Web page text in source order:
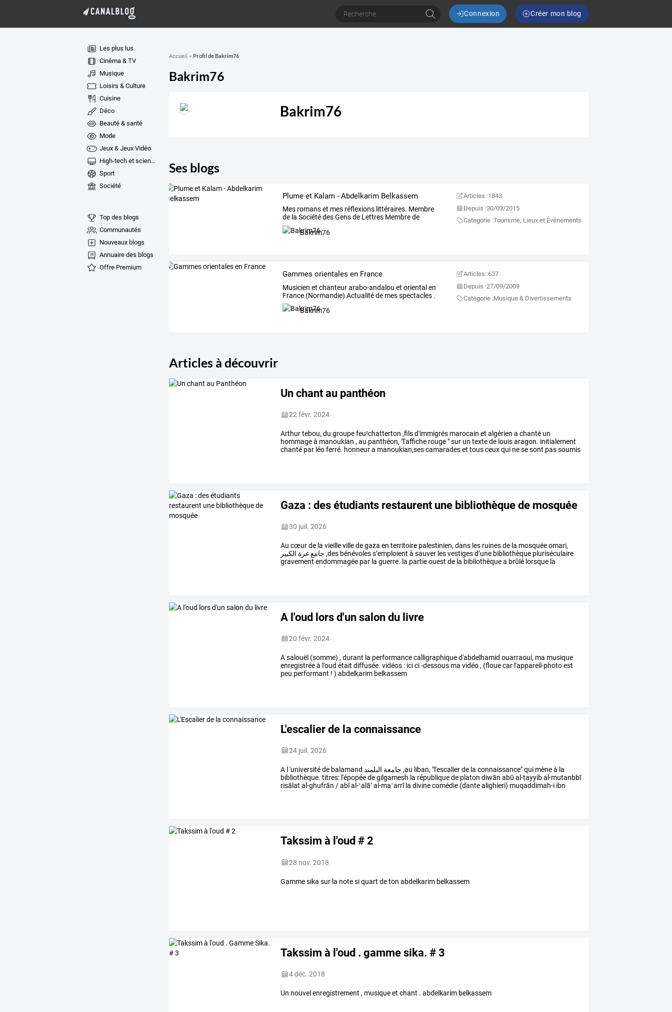
Connexion Créer mon blog
Les plus lus
Cinéma & TV
Musique
Loisirs & Culture
Cuisine
Déco
Beauté & santé
Mode
Jeux & Jeux Vidéo
High-tech et sciences
Sport
Société
Top des blogs
Communautés
Nouveaux blogs
Annuaire des blogs
Offre Premium
Accueil » Profil de Bakrim76
Bakrim76
Bakrim76
Ses blogs
Plume et Kalam - Abdelkarim Belkassem
Mesromanset mesréflexionslittéraires. Membre
dela SociétédesGensdeLettresMembrede
l'Association
Bakrim76
Articles :1843
Depuis :30/03/2015
Categorie :Tourisme, Lieux et Événements
Gammes orientales en France
Musicien et chanteurarabo-andalou et oriental en
France(Normandie) Actualitédemesspectacles.
…
Bakrim76
Articles :637
Depuis :27/09/2009
Categorie :Musique & Divertissements
Articles à découvrir
Un chant au panthéon
22 févr. 2024
Arthurtebou,du groupefeu!chatterton ,filsd'immigrés marocain et algérien a chanté un
hommageà manoukian ,au panthéon, "l'affiche rouge "sur un textede louisaragon. initialement
chanté par léoferré. honneura manoukian,sescamaradeset tousceuxqui nesesont passoumis
le joug nazi. merci à
Gaza : des étudiants restaurent une bibliothèque de mosquée
30 juil. 2026
Au cœurde la vieillevilledegaza en territoire palestinien, dans les ruinesde la mosquéeomari,
جامع غزة الكبير ,des bénévoless’emploient à sauver lesvestigesd’une bibliothèque pluriséculaire
gravement endommagée par la guerre. la partieouest de la bibliothèquea brûlé lorsque la
mosquée
été touchée
A l'oud lors d'un salon du livre
20 févr. 2024
A salouël (somme) , durant la performance calligraphique d'abdelhamid ouarraoui, ma musique
enregistrée à l'oud était diffusée. vidéos : ici ci -dessous ma vidéo , (floue car l'appareil-photo est
peu performant ! ) abdelkarim belkassem
L'escalier de la connaissance
24 juil. 2026
A l 'université de balamand جامعة البلمند ,au liban, "l'escalier de la connaissance" qui mène à la
bibliothèque. titres: l'épopée de gilgamesh la république de platon diwān abū al-ṭayyib al-mutanbbī
risālat al-ghufrān / abī al-ʻalāʼ al-maʻarrī la divine comédie (dante alighieri) muqaddimah-i ibn
khaldūn le
Takssim à l'oud # 2
28 nov. 2018
Gamme sika sur la note si quart de ton abdelkarim belkassem
Takssim à l'oud . gamme sika. # 3
4 déc. 2018
Un nouvel enregistrement , musique et chant . abdelkarim belkassem